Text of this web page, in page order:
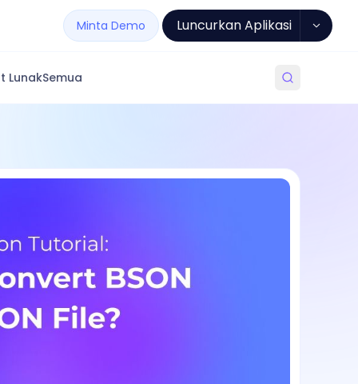
Minta Demo Luncurkan Aplikasi
LunakSemua